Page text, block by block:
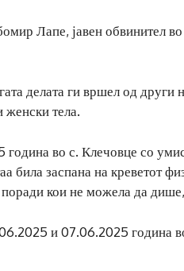
Лапе, јавен обвинител
делата ги вршел од
женски тела.
во с. Клечовце со
била заспана на креветот
кои не можела да
и 07.06.2025 година